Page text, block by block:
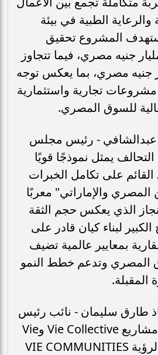
الطبية في بيئة
المشروع تحقيق
تتجاوز 90 مليار جنيه مصري، فيما تتجاوز
50 مليار جنيه مصري، بما يعكس توجه
تجارية واستثمارية
للسوق المصري.
عبدالشافي - رئيس مجلس
يمثل نموذجًا قويًا
القائم على تكامل الخبرات
المصري والإماراتي" معربًا
الذي يعكس حجم الثقة
لبناء كيان قادر على
بمعايير عالمية تضيف
المصري وتدعم خطط النمو
المقبلة.
طارق سليمان - نائب رئيس
مجلس الإدارة "أن مشاريع Vie Collective وVie
Halo ترجمة فعلية لرؤية VIE COMMUNITIES